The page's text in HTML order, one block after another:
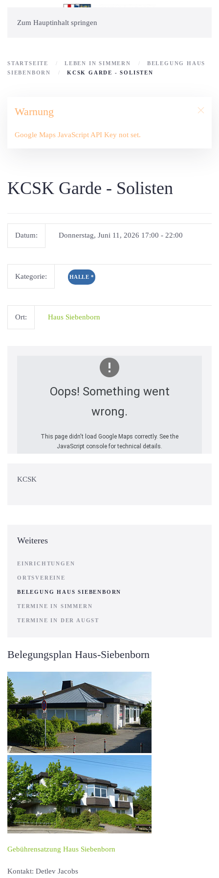
Zum Hauptinhalt springen
STARTSEITE LEBEN IN SIMMERN
BELEGUNG HAUS
SIEBENBORN
KCSK GARDE - SOLISTEN
Warnung
Google Maps JavaScript API Key not set.
KCSK Garde - Solisten
Datum: Donnerstag, Juni 11, 2026 17:00 - 22:00
Kategorie: HALLE *
Ort: Haus Siebenborn
Oops! Something went
wrong.
This page didn't load Google Maps correctly. See the
JavaScript console for technical details.
KCSK
Weiteres
EINRICHTUNGEN
ORTSVEREINE
BELEGUNG HAUS SIEBENBORN
TERMINE IN SIMMERN
TERMINE IN DER AUGST
Belegungsplan Haus-Siebenborn
Gebührensatzung Haus Siebenborn
Kontakt: Detlev Jacobs